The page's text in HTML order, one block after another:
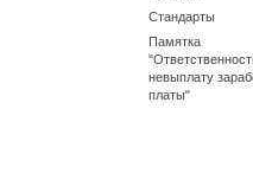
Стандарты
Памятка
невыплату
платы"